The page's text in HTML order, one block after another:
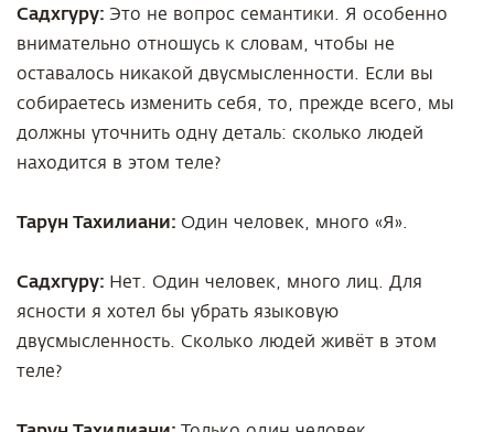
Садхгуру: Это не вопрос семантики. Я особенно
внимательно отношусь к словам, чтобы не
оставалось никакой двусмысленности. Если вы
собираетесь изменить себя, то, прежде всего, мы
должны уточнить одну деталь: сколько людей
находится в этом теле?
Тарун Тахилиани: Один человек, много «Я».
Садхгуру: Нет. Один человек, много лиц. Для
ясности я хотел бы убрать языковую
двусмысленность. Сколько людей живёт в этом
теле?